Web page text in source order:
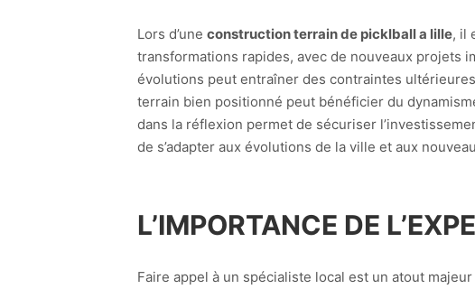
Lors d’une construction terrain de picklball a lille, il
transformations rapides, avec de nouveaux projets
évolutions peut entraîner des contraintes
terrain bien positionné peut bénéficier du
dans la réflexion permet de sécuriser
de s’adapter aux évolutions de la ville et aux
L’IMPORTANCE DE
Faire appel à un spécialiste local est un atout